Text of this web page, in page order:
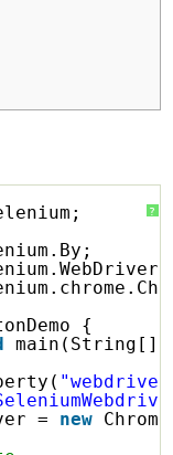
?
{
main(String[]
= new